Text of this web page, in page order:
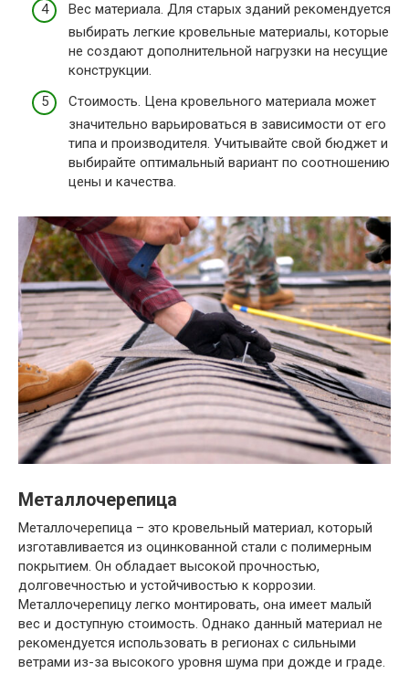
Вес материала. Для старых зданий рекомендуется
выбирать легкие кровельные материалы, которые
не создают дополнительной нагрузки на несущие
конструкции.
Стоимость. Цена кровельного материала может
значительно варьироваться в зависимости от его
типа и производителя. Учитывайте свой бюджет и
выбирайте оптимальный вариант по соотношению
цены и качества.
Металлочерепица
Металлочерепица – это кровельный материал, который
изготавливается из оцинкованной стали с полимерным
покрытием. Он обладает высокой прочностью,
долговечностью и устойчивостью к коррозии.
Металлочерепицу легко монтировать, она имеет малый
вес и доступную стоимость. Однако данный материал не
рекомендуется использовать в регионах с сильными
ветрами из-за высокого уровня шума при дожде и граде.